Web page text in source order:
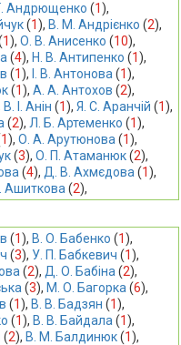
Андрющенко (1),
(1), В. М. Андрієнко (2),
1), О. В. Анисенко (10),
(4), Н. В. Антипенко (1),
(1), І. В. Антонова (1),
(1), А. А. Антохов (2),
В. І. Анін (1), Я. С. Аранчій (1),
(2), Л. Б. Артеменко (1),
1), О. А. Арутюнова (1),
(3), О. П. Атаманюк (2),
(4), Д. В. Ахмєдова (1),
Ашиткова (2),
(1), В. О. Бабенко (1),
(3), У. П. Бабкевич (1),
(2), Д. О. Бабіна (2),
(3), М. О. Багорка (6),
(1), В. В. Бадзян (1),
(1), В. В. Байдала (1),
(2), В. М. Балдинюк (1),